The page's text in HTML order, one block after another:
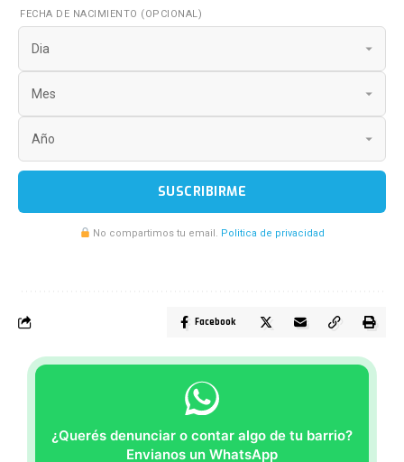
FECHA DE NACIMIENTO (OPCIONAL)
SUSCRIBIRME
No compartimos tu email. Politica de privacidad
Facebook
¿Querés denunciar o contar algo de tu barrio?
Envianos un WhatsApp